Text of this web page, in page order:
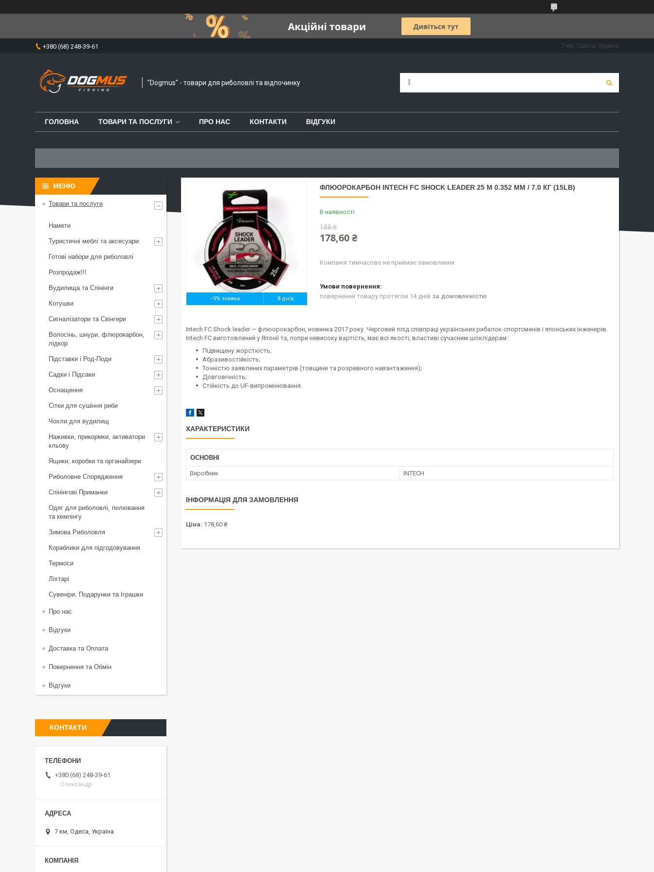
+380 (68) 248-39-61 7 км, Одеса, Україна
"Dogmus" - товари для риболовлі та відпочинку
ГОЛОВНА ТОВАРИ ТА ПОСЛУГИ ПРО НАС КОНТАКТИ ВІДГУКИ
–5% 8 днів
ФЛЮОРОКАРБОН INTECH FC SHOCK LEADER 25 М 0.352 ММ / 7.0 КГ (15LB)
В наявності
188 ₴
178,60 ₴
Компанія тимчасово не приймає замовлення
повернення товару протягом 14 днів за домовленістю
Intech FC Shock leader — флюорокарбон, новинка 2017 року. Черговий плід співпраці українських рибалок-спортсменів і японських інженерів.
Intech FC виготовлений у Японії та, попри невисоку вартість, має всі якості, властиві сучасним шоклідерам:
Підвищену жорсткість;
Абразивостійкість;
Точністю заявлених параметрів (товщини та розривного навантаження);
Довговічність;
Стійкість до UF-випромінювання.
ХАРАКТЕРИСТИКИ
ОСНОВНІ
Виробник INTECH
ІНФОРМАЦІЯ ДЛЯ ЗАМОВЛЕННЯ
Ціна: 178,60 ₴
Товари та послуги
Намети
Туристичні меблі та аксесуари
Готові набори для риболовлі
Розпродаж!!!
Вудилища та Спінінги
Котушки
Сигналізатори та Свінгери
Волосінь, шнури, флюрокарбон,
лідкор
Підставки і Род-Поди
Садки і Підсаки
Оснащення
Сітки для сушіння риби
Чохли для вудилищ
Наживки, прикормки, активатори
кльову
Ящики, коробки та органайзери
Риболовне Спорядження
Спінінгові Приманки
Одяг для риболовлі, полювання
та кемпінгу
Зимова Риболовля
Кораблики для підгодовування
Термоси
Ліхтарі
Сувеніри, Подарунки та Іграшки
Про нас
Відгуки
Доставка та Оплата
Повернення та Обмiн
Відгуки
КОНТАКТИ
+380 (68) 248-39-61
Олександр
7 км, Одеса, Україна